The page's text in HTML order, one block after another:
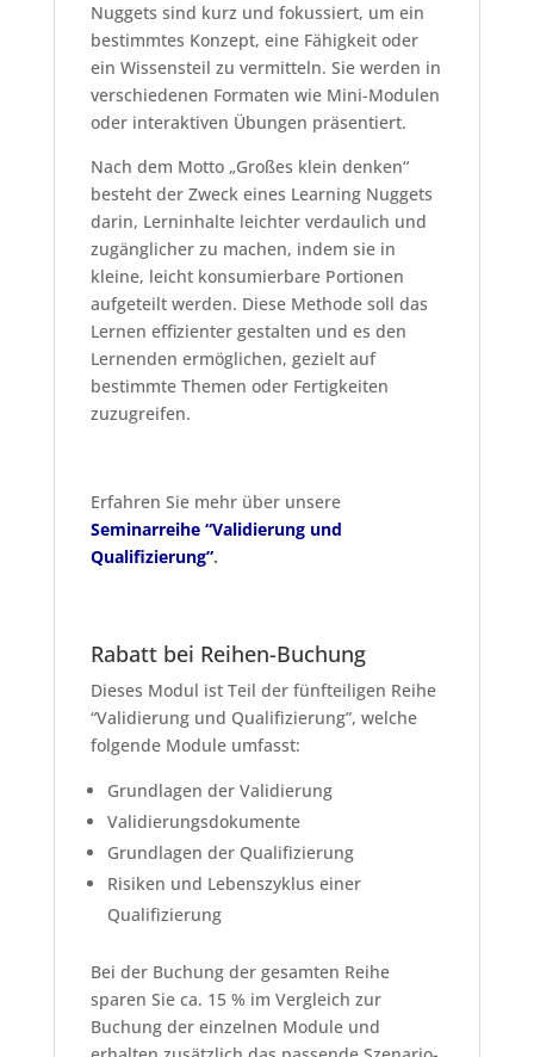
Nuggets sind kurz und fokussiert, um ein
bestimmtes Konzept, eine Fähigkeit oder
ein Wissensteil zu vermitteln. Sie werden in
verschiedenen Formaten wie Mini-Modulen
oder interaktiven Übungen präsentiert.
Nach dem Motto „Großes klein denken“
besteht der Zweck eines Learning Nuggets
darin, Lerninhalte leichter verdaulich und
zugänglicher zu machen, indem sie in
kleine, leicht konsumierbare Portionen
aufgeteilt werden. Diese Methode soll das
Lernen effizienter gestalten und es den
Lernenden ermöglichen, gezielt auf
bestimmte Themen oder Fertigkeiten
zuzugreifen.
Erfahren Sie mehr über unsere
Seminarreihe “Validierung und
Qualifizierung”.
Rabatt bei Reihen-Buchung
Dieses Modul ist Teil der fünfteiligen Reihe
“Validierung und Qualifizierung”, welche
folgende Module umfasst:
Grundlagen der Validierung
Validierungsdokumente
Grundlagen der Qualifizierung
Risiken und Lebenszyklus einer
Qualifizierung
Bei der Buchung der gesamten Reihe
sparen Sie ca. 15 % im Vergleich zur
Buchung der einzelnen Module und